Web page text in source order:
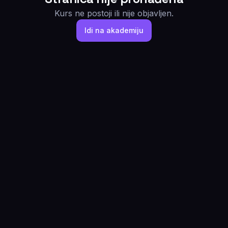
Kurs ne postoji ili nije objavljen.
Idi na akademiju